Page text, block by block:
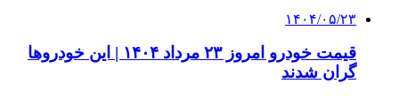
۱۴۰۴/۰۵/۲۳
قیمت خودرو امروز ۲۳ مرداد ۱۴۰۴ | این خودروها
گران شدند